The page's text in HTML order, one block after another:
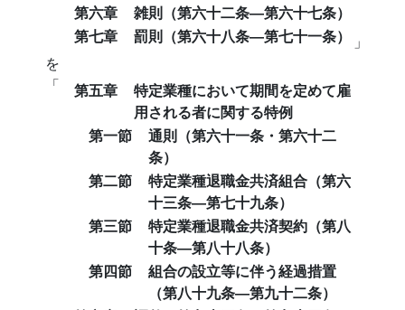
第六章
雑則（第六十二条―第六十七条）
第七章
罰則（第六十八条―第七十一条）
」
を
「
第五章
特定業種において期間を定めて雇
用される者に関する特例
第一節
通則（第六十一条・第六十二
条）
第二節
特定業種退職金共済組合（第六
十三条―第七十九条）
第三節
特定業種退職金共済契約（第八
十条―第八十八条）
第四節
組合の設立等に伴う経過措置
（第八十九条―第九十二条）